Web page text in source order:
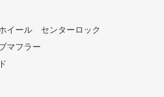
イール センターロック
マフラー